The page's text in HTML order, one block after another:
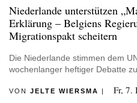
Niederlande unterstützen
Erklärung – Belgiens
Migrationspakt scheitern
Die Niederlande stimmen dem
wochenlanger heftiger Debatte
VON JELTE WIERSMA Fr, 7.